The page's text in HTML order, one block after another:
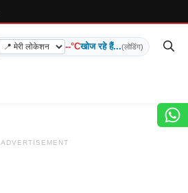
--°Cखोज रहे हैं...(लोडिंग)
ADVERTISEMENT